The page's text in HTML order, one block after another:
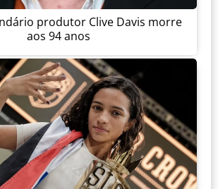
produtor Clive Davis morre
aos 94 anos